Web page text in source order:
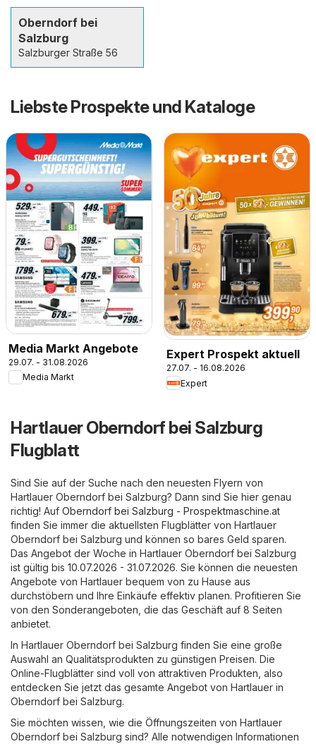
Oberndorf bei
Salzburg
Salzburger Straße 56
Liebste Prospekte und Kataloge
Media Markt Angebote
29.07. - 31.08.2026
Media Markt
Expert Prospekt aktuell
27.07. - 16.08.2026
Expert
Hartlauer Oberndorf bei Salzburg
Flugblatt
Sind Sie auf der Suche nach den neuesten Flyern von
Hartlauer Oberndorf bei Salzburg? Dann sind Sie hier genau
richtig! Auf Oberndorf bei Salzburg - Prospektmaschine.at
finden Sie immer die aktuellsten Flugblätter von Hartlauer
Oberndorf bei Salzburg und können so bares Geld sparen.
Das Angebot der Woche in Hartlauer Oberndorf bei Salzburg
ist gültig bis 10.07.2026 - 31.07.2026. Sie können die neuesten
Angebote von Hartlauer bequem von zu Hause aus
durchstöbern und Ihre Einkäufe effektiv planen. Profitieren Sie
von den Sonderangeboten, die das Geschäft auf 8 Seiten
anbietet.
In Hartlauer Oberndorf bei Salzburg finden Sie eine große
Auswahl an Qualitätsprodukten zu günstigen Preisen. Die
Online-Flugblätter sind voll von attraktiven Produkten, also
entdecken Sie jetzt das gesamte Angebot von Hartlauer in
Oberndorf bei Salzburg.
Sie möchten wissen, wie die Öffnungszeiten von Hartlauer
Oberndorf bei Salzburg sind? Alle notwendigen Informationen